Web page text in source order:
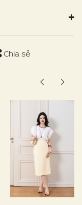
Chia sẻ